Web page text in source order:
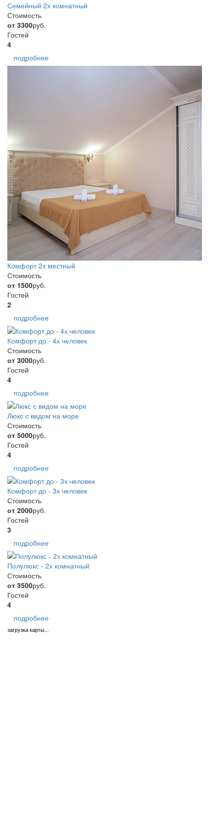
Семейный 2х комнатный
Стоимость
от 3300руб.
Гостей
4
подробнее
Комфорт 2х местный
Стоимость
от 1500руб.
Гостей
2
подробнее
Комфорт до - 4х человек
Стоимость
от 3000руб.
Гостей
4
подробнее
Люкс с видом на море
Стоимость
от 5000руб.
Гостей
4
подробнее
Комфорт до - 3х человек
Стоимость
от 2000руб.
Гостей
3
подробнее
Полулюкс - 2х комнатный
Стоимость
от 3500руб.
Гостей
4
подробнее
загрузка карты...